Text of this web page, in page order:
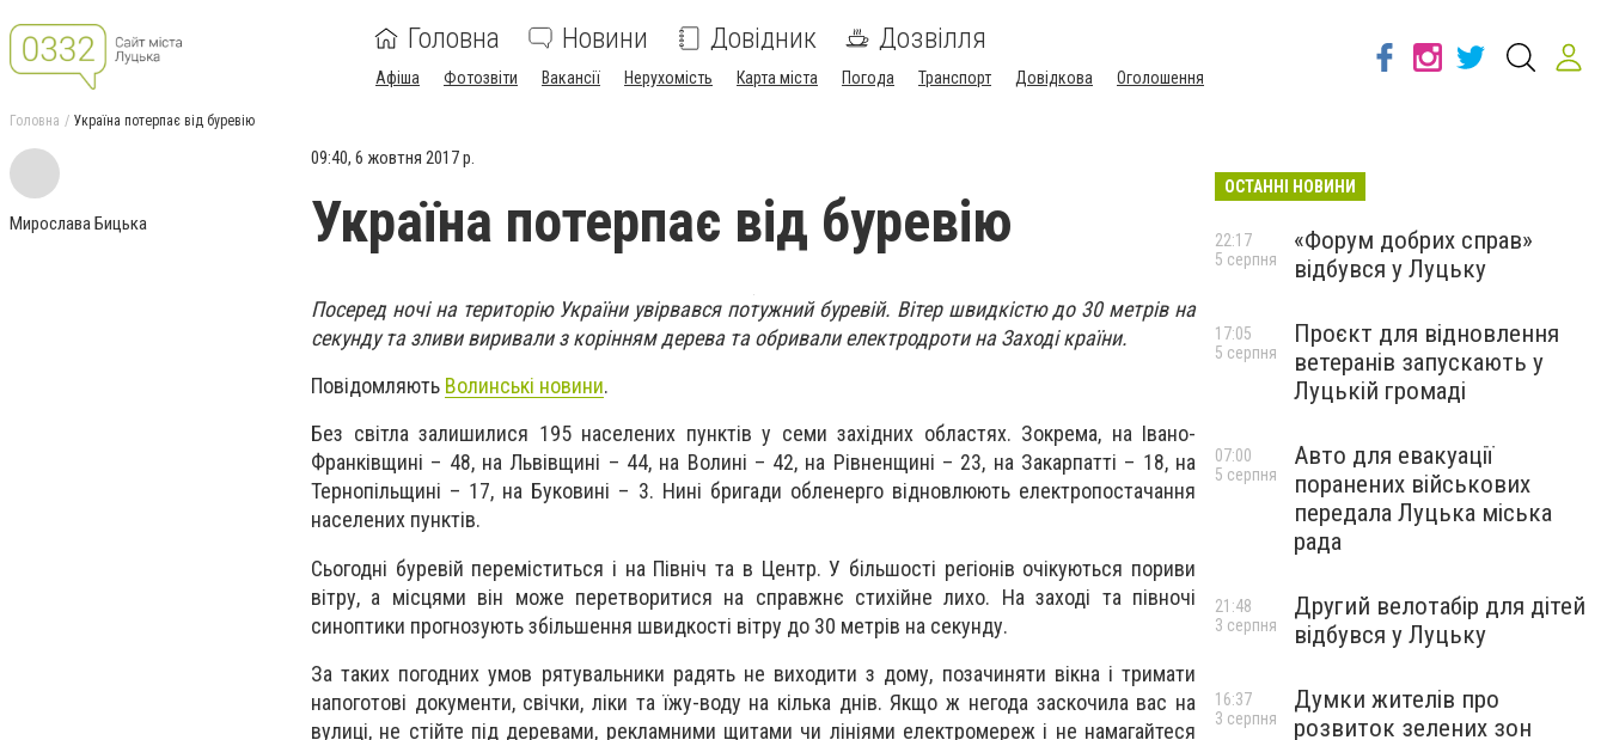
Головна Новини Довідник Дозвілля
Афіша Фотозвіти Вакансії Нерухомість Карта міста Погода Транспорт Довідкова Оголошення
Головна Україна потерпає від буревію
Мирослава Бицька
09:40, 6 жовтня 2017 р.
Україна потерпає від буревію
Посеред ночі на територію України увірвався потужний буревій. Вітер швидкістю до 30 метрів на
секунду та зливи виривали з корінням дерева та обривали електродроти на Заході країни.
Повідомляють Волинські новини.
Без світла залишилися 195 населених пунктів у семи західних областях. Зокрема, на Івано-
Франківщині – 48, на Львівщині – 44, на Волині – 42, на Рівненщині – 23, на Закарпатті – 18, на
Тернопільщині – 17, на Буковині – 3. Нині бригади обленерго відновлюють електропостачання
населених пунктів.
Сьогодні буревій переміститься і на Північ та в Центр. У більшості регіонів очікуються пориви
вітру, а місцями він може перетворитися на справжнє стихійне лихо. На заході та півночі
синоптики прогнозують збільшення швидкості вітру до 30 метрів на секунду.
За таких погодних умов рятувальники радять не виходити з дому, позачиняти вікна і тримати
напоготові документи, свічки, ліки та їжу-воду на кілька днів. Якщо ж негода заскочила вас на
вулиці, не стійте під деревами, рекламними щитами чи лініями електромереж і не намагайтеся
ОСТАННІ НОВИНИ
«Форум добрих справ»
відбувся у Луцьку
22:17
5 серпня
Проєкт для відновлення
ветеранів запускають у
Луцькій громаді
17:05
5 серпня
Авто для евакуації
поранених військових
передала Луцька міська
рада
07:00
5 серпня
Другий велотабір для дітей
відбувся у Луцьку
21:48
3 серпня
Думки жителів про
розвиток зелених зон
16:37
3 серпня